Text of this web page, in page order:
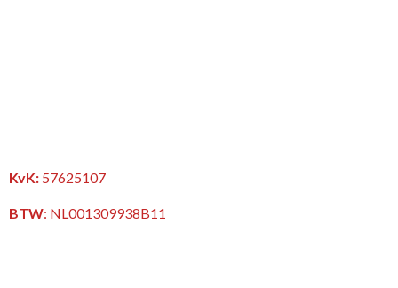
KvK: 57625107
BTW: NL001309938B11